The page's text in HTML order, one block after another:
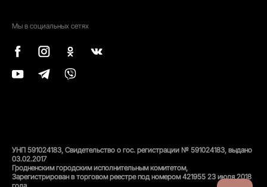
Мы в социальных сетях
УНП 591024183, Свидетельство о гос. регистрации № 591024183, выдано
03.02.2017
Гродненским городским исполнительным комитетом,
Зарегистрирован в торговом реестре под номером 421955 23 июля 2018